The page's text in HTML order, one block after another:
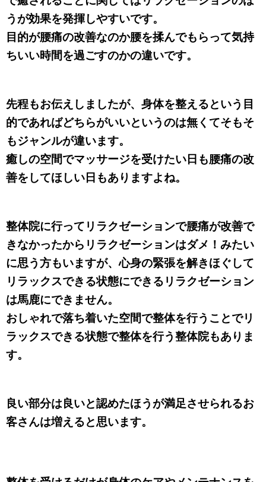
うが効果を発揮しやすいです。
目的が腰痛の改善なのか腰を揉んでもらって気持
ちいい時間を過ごすのかの違いです。
先程もお伝えしましたが、身体を整えるという目
的であればどちらがいいというのは無くてそもそ
もジャンルが違います。
癒しの空間でマッサージを受けたい日も腰痛の改
善をしてほしい日もありますよね。
整体院に行ってリラクゼーションで腰痛が改善で
きなかったからリラクゼーションはダメ！みたい
に思う方もいますが、心身の緊張を解きほぐして
リラックスできる状態にできるリラクゼーション
は馬鹿にできません。
おしゃれで落ち着いた空間で整体を行うことでリ
ラックスできる状態で整体を行う整体院もありま
す。
良い部分は良いと認めたほうが満足させられるお
客さんは増えると思います。